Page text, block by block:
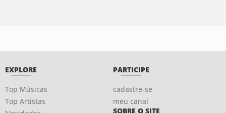
EXPLORE
Top Músicas
Top Artistas
PARTICIPE
cadastre-se
meu canal
SOBRE O SITE